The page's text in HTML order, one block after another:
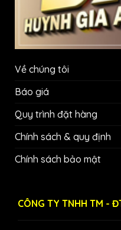
Về chúng tôi
Báo giá
Quy trình đặt hàng
Chính sách & quy định
Chính sách bảo mật
CÔNG TY TNHH TM -